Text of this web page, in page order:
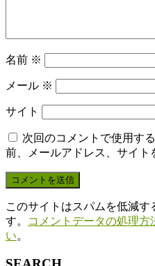
名前 ※
メール ※
サイト
次回のコメントで使用す
前、メールアドレス、サイト
このサイトはスパムを低減す
す。
コメントデータの処理方
い。